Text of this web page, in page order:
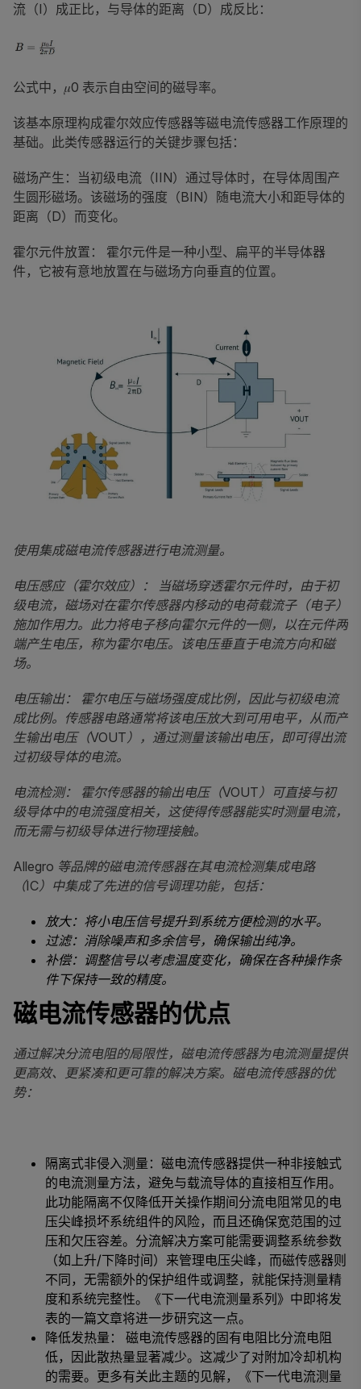
流（I）成正比，与导体的距离（D）成反比：
公式中，𝜇0 表示自由空间的磁导率。
该基本原理构成霍尔效应传感器等磁电流传感器工作原理的
基础。此类传感器运行的关键步骤包括：
磁场产生：当初级电流（IIN）通过导体时，在导体周围产
生圆形磁场。该磁场的强度（BIN）随电流大小和距导体的
距离（D）而变化。
霍尔元件放置： 霍尔元件是一种小型、扁平的半导体器
件，它被有意地放置在与磁场方向垂直的位置。
使用集成磁电流传感器进行电流测量。
电压感应（霍尔效应）： 当磁场穿透霍尔元件时，由于初
级电流，磁场对在霍尔传感器内移动的电荷载流子（电子）
施加作用力。此力将电子移向霍尔元件的一侧，以在元件两
端产生电压，称为霍尔电压。该电压垂直于电流方向和磁
场。
电压输出： 霍尔电压与磁场强度成比例，因此与初级电流
成比例。传感器电路通常将该电压放大到可用电平，从而产
生输出电压（VOUT），通过测量该输出电压，即可得出流
过初级导体的电流。
电流检测： 霍尔传感器的输出电压（VOUT）可直接与初
级导体中的电流强度相关，这使得传感器能实时测量电流，
而无需与初级导体进行物理接触。
Allegro 等品牌的磁电流传感器在其电流检测集成电路
（IC）中集成了先进的信号调理功能，包括：
放大：将小电压信号提升到系统方便检测的水平。
过滤：消除噪声和多余信号，确保输出纯净。
补偿：调整信号以考虑温度变化，确保在各种操作条
件下保持一致的精度。
磁电流传感器的优点
通过解决分流电阻的局限性，磁电流传感器为电流测量提供
更高效、更紧凑和更可靠的解决方案。磁电流传感器的优
势：
隔离式非侵入测量：磁电流传感器提供一种非接触式
的电流测量方法，避免与载流导体的直接相互作用。
此功能隔离不仅降低开关操作期间分流电阻常见的电
压尖峰损坏系统组件的风险，而且还确保宽范围的过
压和欠压容差。分流解决方案可能需要调整系统参数
（如上升/下降时间）来管理电压尖峰，而磁传感器则
不同，无需额外的保护组件或调整，就能保持测量精
度和系统完整性。《下一代电流测量系列》中即将发
表的一篇文章将进一步研究这一点。
降低发热量： 磁电流传感器的固有电阻比分流电阻
低，因此散热量显著减少。这减少了对附加冷却机构
的需要。更多有关此主题的见解，《下一代电流测量